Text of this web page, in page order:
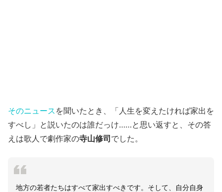
そのニュース を聞いたとき、「人生を変えたければ家出を
すべし」と説いたのは誰だっけ……と思い返すと、その答
えは歌人で劇作家の寺山修司でした。
地方の若者たちはすべて家出すべきです。そして、自分自身